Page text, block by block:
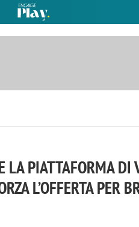
LA PIATTAFORMA DI
L’OFFERTA PER